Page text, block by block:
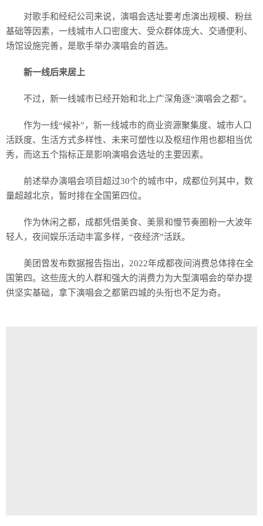
对歌手和经纪公司来说，演唱会选址要考虑演出规模、粉丝
基础等因素，一线城市人口密度大、受众群体庞大、交通便利、
场馆设施完善，是歌手举办演唱会的首选。
新一线后来居上
不过，新一线城市已经开始和北上广深角逐“演唱会之都”。
作为一线“候补”，新一线城市的商业资源聚集度、城市人口
活跃度、生活方式多样性、未来可塑性以及枢纽作用也都相当优
秀，而这五个指标正是影响演唱会选址的主要因素。
前述举办演唱会项目超过30个的城市中，成都位列其中，数
量超越北京，暂时排在全国第四位。
作为休闲之都，成都凭借美食、美景和慢节奏圈粉一大波年
轻人，夜间娱乐活动丰富多样，“夜经济”活跃。
美团曾发布数据报告指出，2022年成都夜间消费总体排在全
国第四。这些庞大的人群和强大的消费力为大型演唱会的举办提
供坚实基础，拿下演唱会之都第四城的头衔也不足为奇。